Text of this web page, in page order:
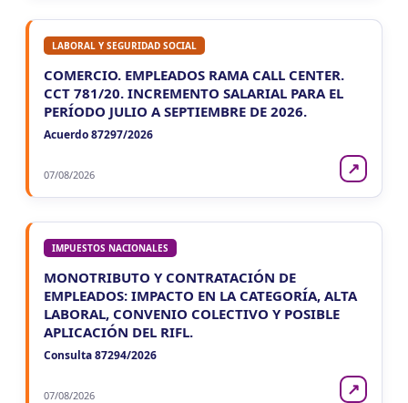
LABORAL Y SEGURIDAD SOCIAL
COMERCIO. EMPLEADOS RAMA CALL CENTER.
CCT 781/20. INCREMENTO SALARIAL PARA EL
PERÍODO JULIO A SEPTIEMBRE DE 2026.
Acuerdo 87297/2026
07/08/2026 ↗
IMPUESTOS NACIONALES
MONOTRIBUTO Y CONTRATACIÓN DE
EMPLEADOS: IMPACTO EN LA CATEGORÍA, ALTA
LABORAL, CONVENIO COLECTIVO Y POSIBLE
APLICACIÓN DEL RIFL.
Consulta 87294/2026
07/08/2026 ↗